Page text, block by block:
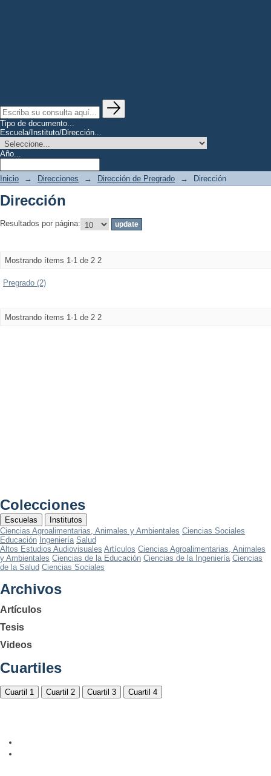
Tipo de documento...
Escuela/Instituto/Dirección...
Año...
Inicio → Direcciones → Dirección de Pregrado → Dirección
Dirección
Resultados por página:
Mostrando ítems 1-1 de 2 2
Pregrado (2)
Mostrando ítems 1-1 de 2 2
Colecciones
Escuelas
Institutos
Ciencias Agroalimentarias, Animales y Ambientales Ciencias Sociales
Educación Ingeniería Salud
Altos Estudios Audiovisuales Artículos Ciencias Agroalimentarias, Animales
y Ambientales Ciencias de la Educación Ciencias de la Ingeniería Ciencias
de la Salud Ciencias Sociales
Archivos
Artículos
Tesis
Videos
Cuartiles
Cuartil 1 Cuartil 2 Cuartil 3 Cuartil 4